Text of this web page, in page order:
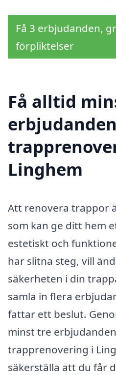
Få 3 erbjudanden,
förpliktelser
Få alltid
Linghem
Att renovera trappor
som kan ge ditt hem
estetiskt och
har slitna steg, vill
säkerheten i din
samla in flera
fattar ett beslut.
minst tre
trapprenovering i
säkerställa att du får